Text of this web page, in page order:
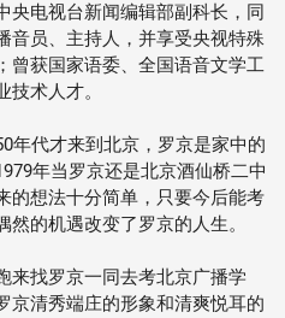
央电视台新闻编辑部副科长，同
音员、主持人，并享受央视特殊
曾获国家语委、全国语音文学工
术人才。
年代才来到北京，罗京是家中的
年当罗京还是北京酒仙桥二中
的想法十分简单，只要今后能考
的机遇改变了罗京的人生。
来找罗京一同去考北京广播学
京清秀端庄的形象和清爽悦耳的